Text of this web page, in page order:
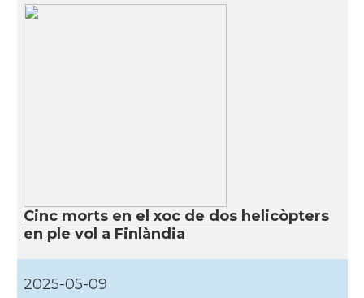
Cinc morts en el xoc de dos helicòpters
en ple vol a Finlàndia
2025-05-09